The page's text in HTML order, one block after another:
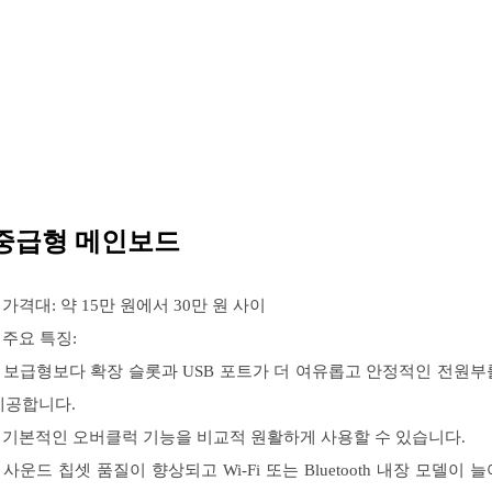
급형 메인보드
격대: 약 15만 원에서 30만 원 사이
요 특징:
보급형보다 확장 슬롯과 USB 포트가 더 여유롭고 안정적인 전원부
공합니다.
본적인 오버클럭 기능을 비교적 원활하게 사용할 수 있습니다.
사운드 칩셋 품질이 향상되고 Wi-Fi 또는 Bluetooth 내장 모델이 늘